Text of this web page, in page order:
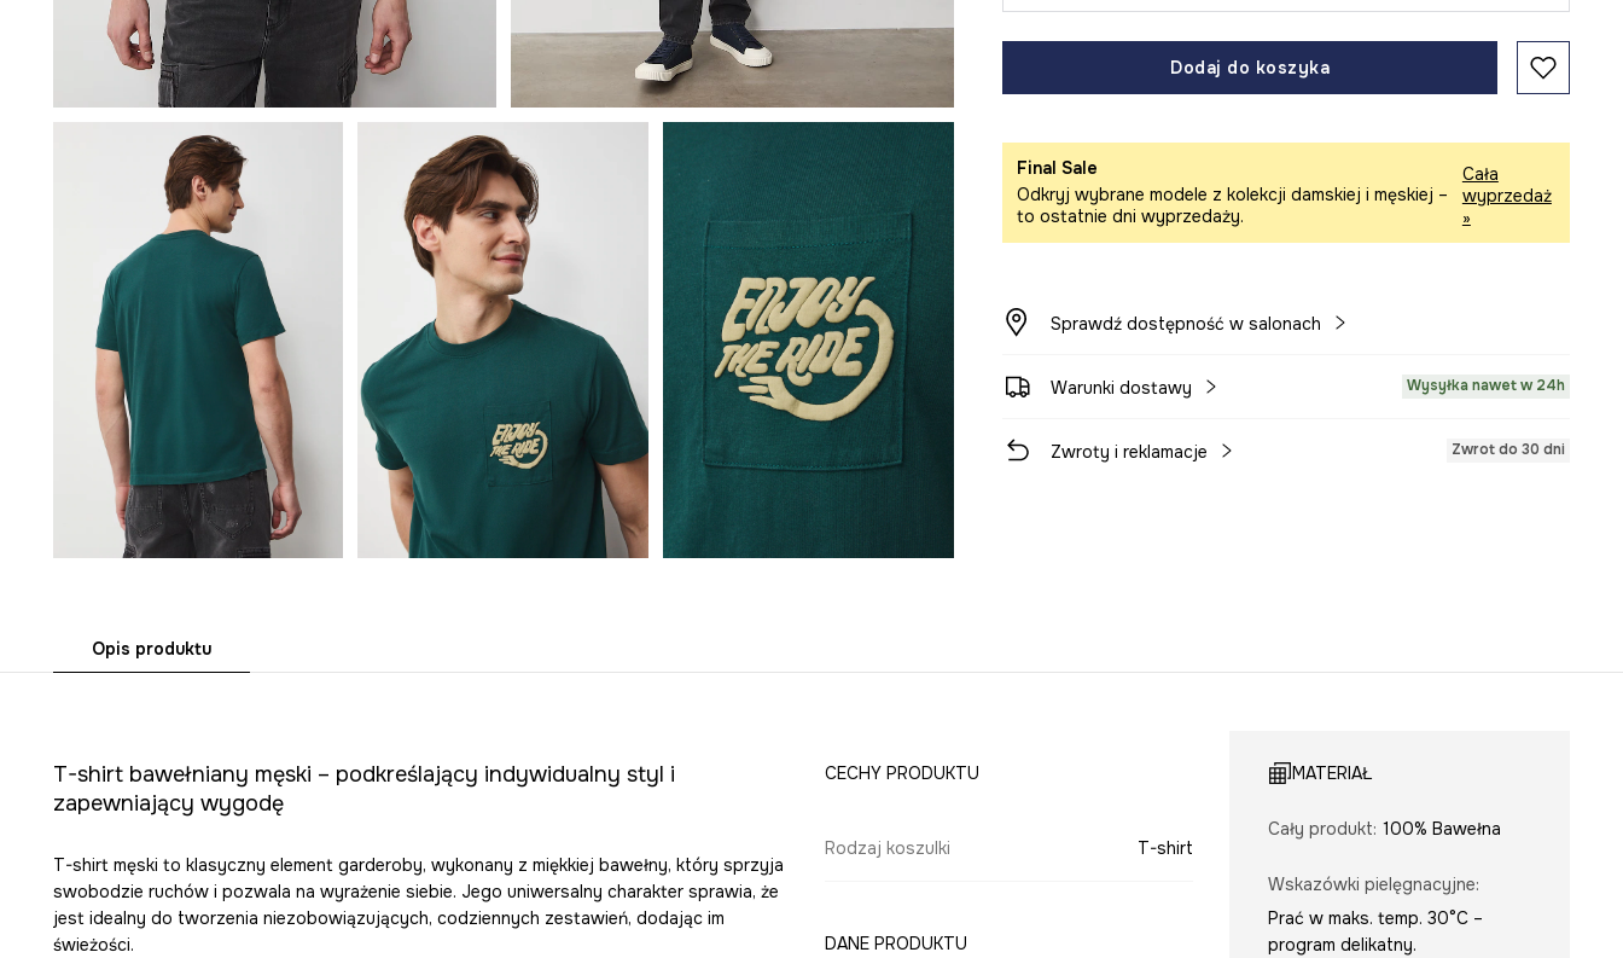
Dodaj do koszyka
Final Sale
Odkryj wybrane modele z kolekcji damskiej i męskiej –
to ostatnie dni wyprzedaży.
Cała
wyprzedaż
»
Sprawdź dostępność w salonach
Warunki dostawy Wysyłka nawet w 24h
Zwroty i reklamacje Zwrot do 30 dni
Opis produktu
T-shirt bawełniany męski – podkreślający indywidualny styl i
zapewniający wygodę
T-shirt męski to klasyczny element garderoby, wykonany z miękkiej bawełny, który sprzyja
swobodzie ruchów i pozwala na wyrażenie siebie. Jego uniwersalny charakter sprawia, że
jest idealny do tworzenia niezobowiązujących, codziennych zestawień, dodając im
świeżości.
CECHY PRODUKTU
Rodzaj koszulki T-shirt
DANE PRODUKTU
MATERIAŁ
Cały produkt: 100% Bawełna
Wskazówki pielęgnacyjne:
Prać w maks. temp. 30°C –
program delikatny.